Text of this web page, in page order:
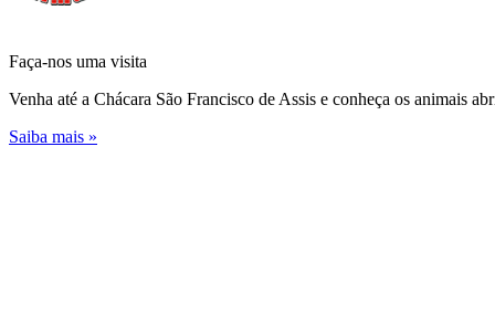
Faça-nos uma visita
Venha até a Chácara São Francisco de Assis e conheça os animais
Saiba mais »